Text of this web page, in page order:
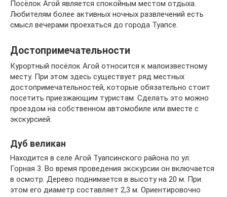
Посёлок Агой является спокойным местом отдыха.
Любителям более активных ночных развлечений есть
смысл вечерами проехаться до города Туапсе.
Достопримечательности
Курортный посёлок Агой относится к малоизвестному
месту. При этом здесь существует ряд местных
достопримечательностей, которые обязательно стоит
посетить приезжающим туристам. Сделать это можно
проездом на собственном автомобиле или вместе с
экскурсией.
Дуб великан
Находится в селе Агой Туапсинского района по ул.
Горная 3. Во время проведения экскурсии он включается
в осмотр. Дерево поднимается в высоту на 20 м. При
этом его диаметр составляет 2,3 м. Ориентировочно